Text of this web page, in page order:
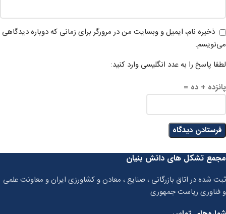
ذخیره نام، ایمیل و وبسایت من در مرورگر برای زمانی که دوباره دیدگاهی
می‌نویسم.
لطفا پاسخ را به عدد انگلیسی وارد کنید:
پانزده + ده =
مجمع تشکل های دانش بنیان
ثبت شده در اتاق بازرگانی ، صنایع ، معادن و کشاورزی ایران و معاونت علمی
و فناوری ریاست جمهوری